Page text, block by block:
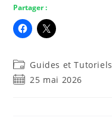
Partager :
Post
category:
Guides et Tutoriels
Publication
25 mai 2026